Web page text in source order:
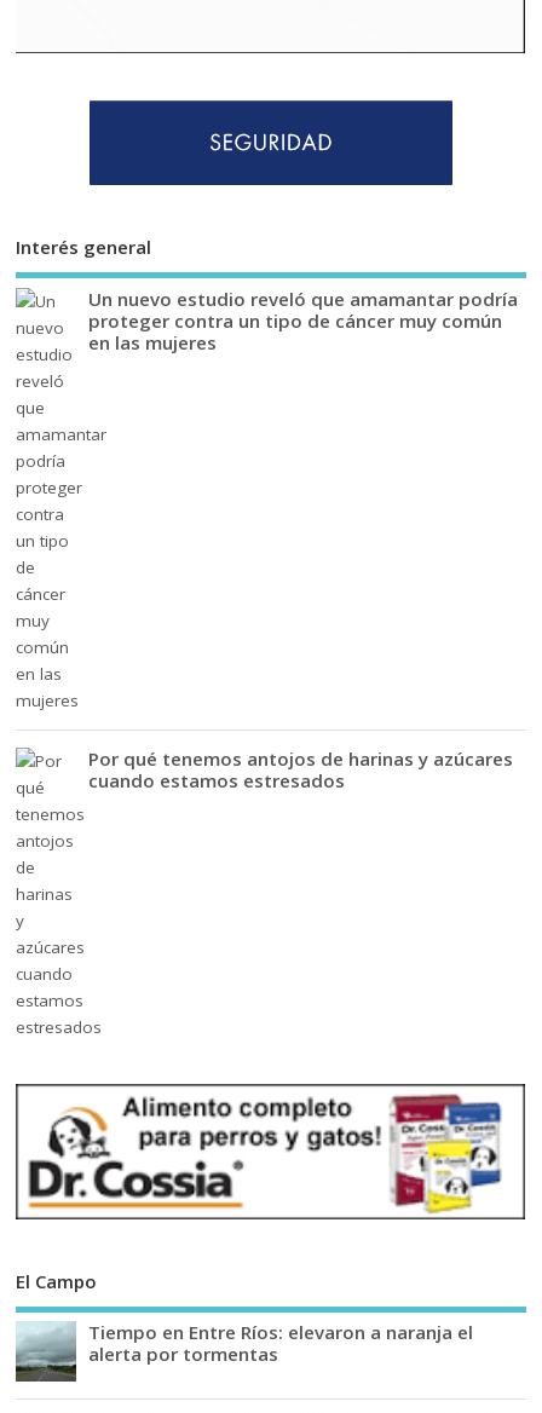
Interés general
Un nuevo estudio reveló que amamantar podría
proteger contra un tipo de cáncer muy común
en las mujeres
Por qué tenemos antojos de harinas y azúcares
cuando estamos estresados
El Campo
Tiempo en Entre Ríos: elevaron a naranja el
alerta por tormentas